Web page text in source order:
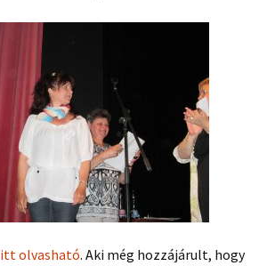
itt olvasható. Aki még hozzájárult, hogy